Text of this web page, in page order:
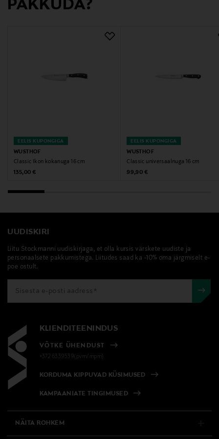
PAKKUDA?
EELIS KUPONGIGA
WUSTHOF
Classic Ikon kokanuga 16 cm
Original Price
135,00 €
EELIS KUPONGIGA
WUSTHOF
Classic universaalnuga 16 cm
Original Price
99,90 €
UUDISKIRI
Liitu Stockmanni uudiskirjaga, et olla kursis värskete uudiste ja
personaalsete pakkumistega. Liitudes saad ka -10% oma järgmiselt e-
poe ostult.
KLIENDITEENINDUS
VÕTKE ÜHENDUST
+372 6339539(pvm/mpm)
KORDUMA KIPPUVAD KÜSIMUSED
KAMPAANIATE TINGIMUSED
NÄITA ROHKEM